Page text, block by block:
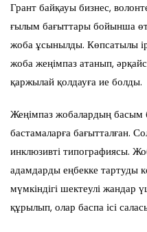
Грант байқауы бизнес,
ғылым бағыттары бойынша
жоба ұсынылды. Көпсатылы
жоба жеңімпаз атанып,
қаржылай қолдауға ие болды.
Жеңімпаз жобалардың басым
бастамаларға бағытталған.
инклюзивті типографиясы.
адамдарды еңбекке тартуды
мүмкіндігі шектеулі
құрылып, олар баспа ісі